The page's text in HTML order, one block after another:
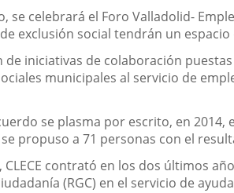
se celebrará el Foro Valladolid-
exclusión social tendrán un
iniciativas de colaboración
municipales al servicio de
se plasma por escrito, en
propuso a 71 personas con el
contrató en los dos últimos
(RGC) en el servicio de